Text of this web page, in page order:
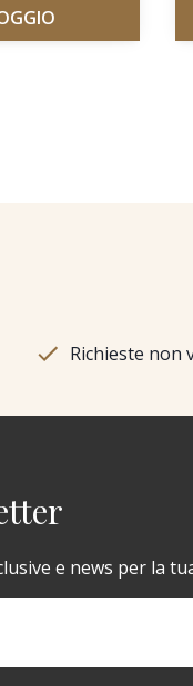
Richieste non
e news per la